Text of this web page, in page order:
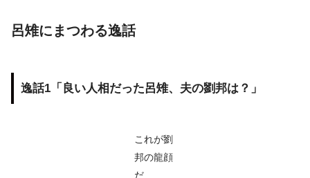
呂雉にまつわる逸話
逸話1「良い人相だった呂雉、夫の劉邦は？」
これが劉
邦の龍顔
だ